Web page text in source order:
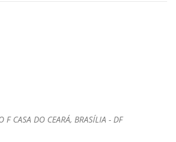
F CASA DO CEARÁ, BRASÍLIA - DF